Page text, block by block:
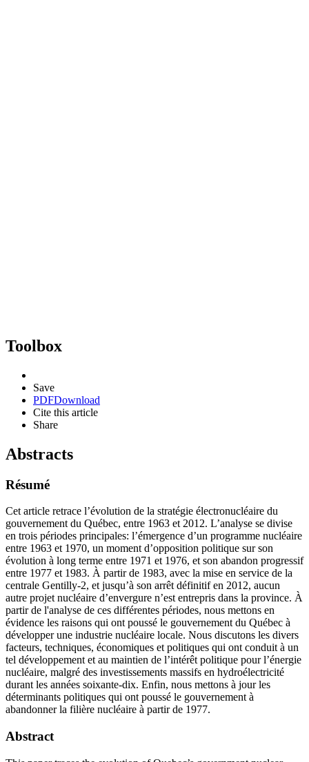
Toolbox
Save
PDFDownload
Cite this article
Share
Abstracts
Résumé
Cet article retrace l’évolution de la stratégie électronucléaire du
gouvernement du Québec, entre 1963 et 2012. L’analyse se divise
en trois périodes principales: l’émergence d’un programme nucléaire
entre 1963 et 1970, un moment d’opposition politique sur son
évolution à long terme entre 1971 et 1976, et son abandon progressif
entre 1977 et 1983. À partir de 1983, avec la mise en service de la
centrale Gentilly-2, et jusqu’à son arrêt définitif en 2012, aucun
autre projet nucléaire d’envergure n’est entrepris dans la province. À
partir de l'analyse de ces différentes périodes, nous mettons en
évidence les raisons qui ont poussé le gouvernement du Québec à
développer une industrie nucléaire locale. Nous discutons les divers
facteurs, techniques, économiques et politiques qui ont conduit à un
tel développement et au maintien de l’intérêt politique pour l’énergie
nucléaire, malgré des investissements massifs en hydroélectricité
durant les années soixante-dix. Enfin, nous mettons à jour les
déterminants politiques qui ont poussé le gouvernement à
abandonner la filière nucléaire à partir de 1977.
Abstract